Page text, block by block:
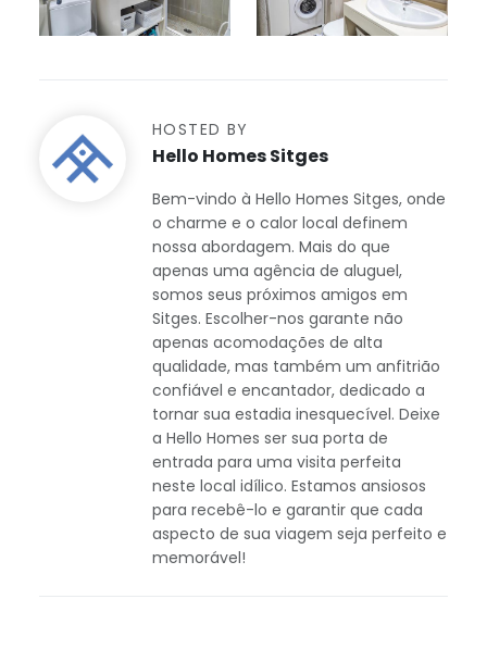
HOSTED BY
Hello Homes Sitges
Bem-vindo à Hello Homes Sitges, onde
o charme e o calor local definem
nossa abordagem. Mais do que
apenas uma agência de aluguel,
somos seus próximos amigos em
Sitges. Escolher-nos garante não
apenas acomodações de alta
qualidade, mas também um anfitrião
confiável e encantador, dedicado a
tornar sua estadia inesquecível. Deixe
a Hello Homes ser sua porta de
entrada para uma visita perfeita
neste local idílico. Estamos ansiosos
para recebê-lo e garantir que cada
aspecto de sua viagem seja perfeito e
memorável!